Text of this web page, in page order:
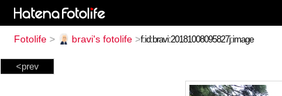
Fotolife > bravi's fotolife >
<prev